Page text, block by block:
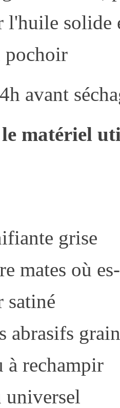
solide
pochoir
avant
matériel
grise
mates où
satiné
abrasifs
à rechampir
universel